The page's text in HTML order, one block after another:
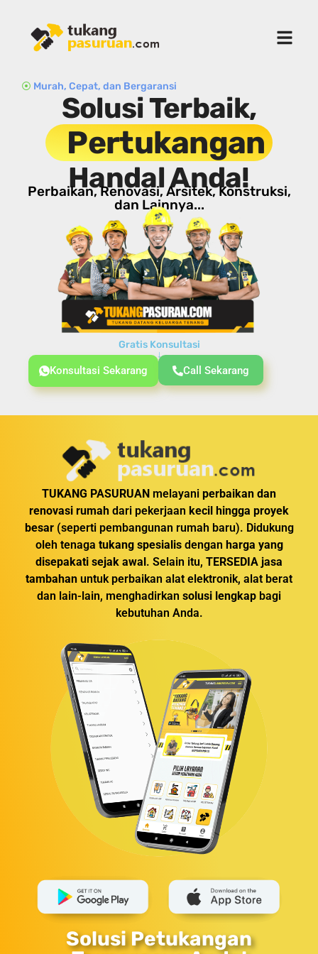
⦿ Murah, Cepat, dan Bergaransi
Solusi Terbaik,
Pertukangan
Handal Anda!
Perbaikan, Renovasi, Arsitek, Konstruksi,
dan Lainnya...
Gratis Konsultasi
↓
Konsultasi Sekarang Call Sekarang
TUKANG PASURUAN melayani perbaikan dan
renovasi rumah dari pekerjaan kecil hingga proyek
besar(seperti pembangunan rumah baru). Didukung
oleh tenaga tukang spesialisdengan harga yang
disepakati sejak awal. Selain itu, TERSEDIA jasa
tambahan untuk perbaikan alat elektronik, alat berat
dan lain-lain, menghadirkan solusi lengkap bagi
kebutuhan Anda.
Solusi Petukangan